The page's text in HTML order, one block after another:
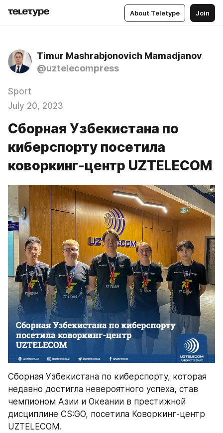
About Teletype Join
Timur Mashrabjonovich Mamadjanov
@uztelecompress
Sport
July 20, 2023
Сборная Узбекистана по
киберспорту посетила
коворкинг-центр UZTELECOM
Сборная Узбекистана по киберспорту, которая
недавно достигла невероятного успеха, став
чемпионом Азии и Океании в престижной
дисциплине CS:GO, посетила Коворкинг-центр
UZTELECOM.